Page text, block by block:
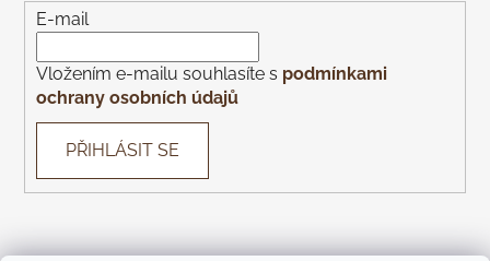
E-mail
Vložením e-mailu souhlasíte s podmínkami
ochrany osobních údajů
PŘIHLÁSIT SE